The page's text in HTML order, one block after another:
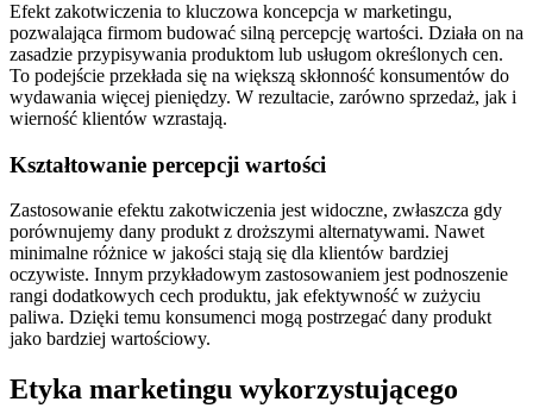
Efekt zakotwiczenia to kluczowa koncepcja w marketingu,
pozwalająca firmom budować silną percepcję wartości. Działa on na
zasadzie przypisywania produktom lub usługom określonych cen.
To podejście przekłada się na większą skłonność konsumentów do
wydawania więcej pieniędzy. W rezultacie, zarówno sprzedaż, jak i
wierność klientów wzrastają.
Kształtowanie percepcji wartości
Zastosowanie efektu zakotwiczenia jest widoczne, zwłaszcza gdy
porównujemy dany produkt z droższymi alternatywami. Nawet
minimalne różnice w jakości stają się dla klientów bardziej
oczywiste. Innym przykładowym zastosowaniem jest podnoszenie
rangi dodatkowych cech produktu, jak efektywność w zużyciu
paliwa. Dzięki temu konsumenci mogą postrzegać dany produkt
jako bardziej wartościowy.
Etyka marketingu wykorzystującego